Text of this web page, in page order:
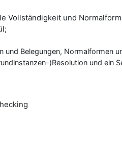
Vollständigkeit und
und Belegungen, Normalformen
)Resolution und ein